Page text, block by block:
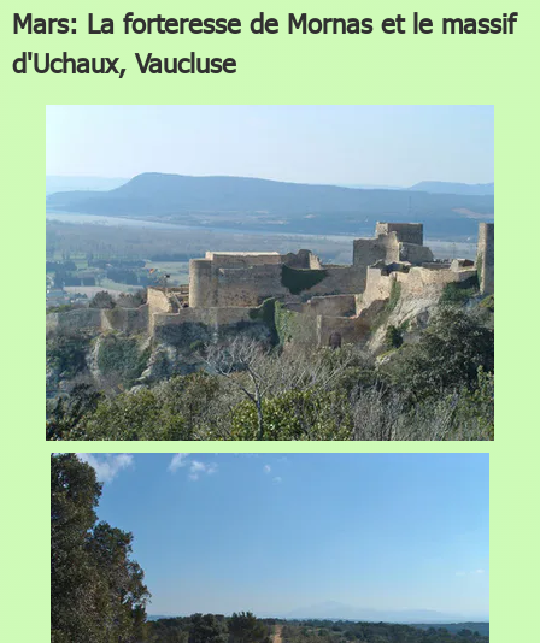
Mars: La forteresse de Mornas et le massif
d'Uchaux, Vaucluse